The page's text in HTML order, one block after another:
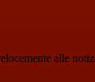
alle